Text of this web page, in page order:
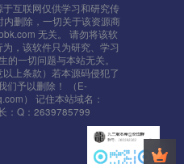
互联网仅供学习和研究传
删除，一切关于该资源商
无关。 请勿将该软
，该软件只为研究、学习
的一切问题与本站无关。
以上条款）若本源码侵犯了
们予以删除！ （E-
） 记住本站域名：
：Q：2639785799